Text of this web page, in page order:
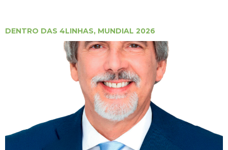
DENTRO DAS 4LINHAS, MUNDIAL 2026